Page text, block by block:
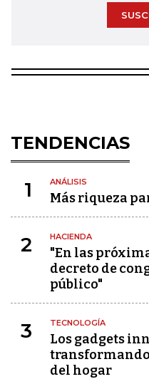
TENDENCIAS
1 ANÁLISIS
Más riqueza
2 HACIENDA
"En las
decreto de
público"
3 TECNOLOGÍA
Los gadgets
del hogar